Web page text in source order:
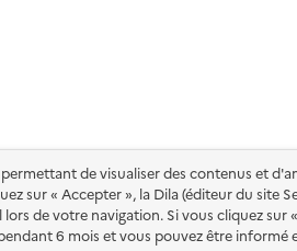
de visualiser des contenus et
sur « Accepter », la Dila (éditeur du site
de votre navigation. Si vous cliquez sur
6 mois et vous pouvez être